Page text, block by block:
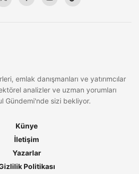
emlak danışmanları ve yatırımcılar
analizler ve uzman yorumları
Gündemi'nde sizi bekliyor.
Künye
İletişim
Yazarlar
Politikası